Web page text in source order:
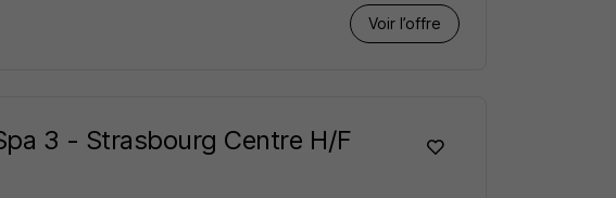
Voir l’offre
3 - Strasbourg Centre H/F